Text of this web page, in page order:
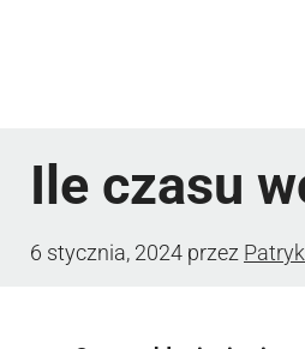
Ile czasu
6 stycznia, 2024 przez